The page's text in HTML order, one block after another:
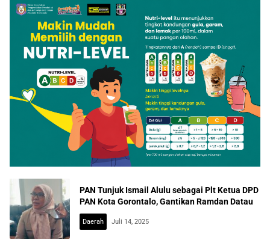
PAN Tunjuk Ismail Alulu sebagai Plt Ketua DPD
PAN Kota Gorontalo, Gantikan Ramdan Datau
Daerah Juli 14, 2025